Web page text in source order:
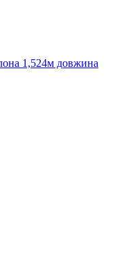
1,524м довжина